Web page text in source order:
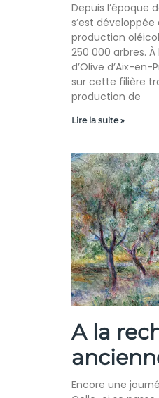
Depuis l’époque
s’est développée
production
250 000 arbres. À
d’Olive d’Aix-
sur cette filière
production de
Lire la suite »
A la
Encore une